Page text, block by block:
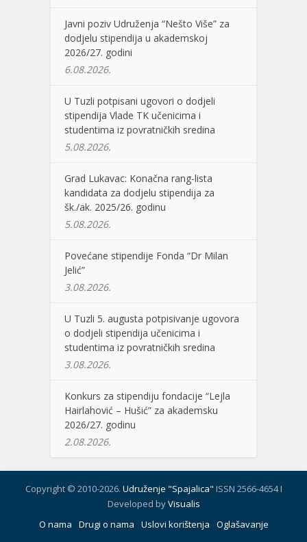
Javni poziv Udruženja “Nešto Više” za
dodjelu stipendija u akademskoj
2026/27. godini
6.08.2026.
U Tuzli potpisani ugovori o dodjeli
stipendija Vlade TK učenicima i
studentima iz povratničkih sredina
5.08.2026.
Grad Lukavac: Konačna rang-lista
kandidata za dodjelu stipendija za
šk./ak. 2025/26. godinu
5.08.2026.
Povećane stipendije Fonda “Dr Milan
Jelić”
3.08.2026.
U Tuzli 5. augusta potpisivanje ugovora
o dodjeli stipendija učenicima i
studentima iz povratničkih sredina
3.08.2026.
Konkurs za stipendiju fondacije “Lejla
Hairlahović – Hušić” za akademsku
2026/27. godinu
2.08.2026.
Copyright © 2010-2026. Udruženje "Spajalica" ISSN 2566-4654 I
Developed byVisualis
O nama
Drugi o nama Uslovi korištenja Oglašavanje